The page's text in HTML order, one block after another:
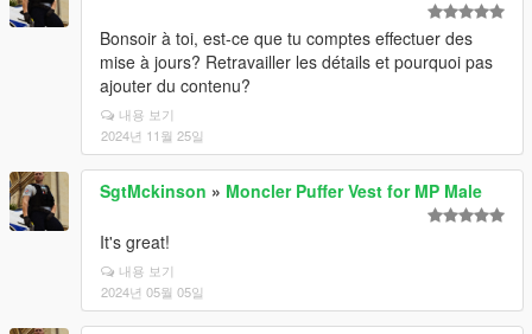
Bonsoir à toi, est-ce que tu comptes effectuer des
mise à jours? Retravailler les détails et pourquoi pas
ajouter du contenu?
내용 보기
2024년 11월 25일
SgtMckinson » Moncler Puffer Vest for MP Male
It's great!
내용 보기
2024년 05월 05일